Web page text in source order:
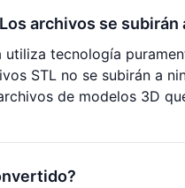
archivos se subirán
utiliza tecnología
STL no se subirán a
de modelos 3D